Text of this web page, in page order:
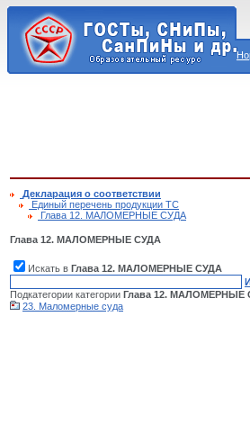
Декларация о соответствии
Единый перечень продукции ТС
Глава 12. МАЛОМЕРНЫЕ СУДА
Глава 12. МАЛОМЕРНЫЕ СУДА
Искать в Глава 12. МАЛОМЕРНЫЕ СУДА
Подкатегории категории Глава 12. МАЛОМЕРНЫЕ
23. Маломерные суда